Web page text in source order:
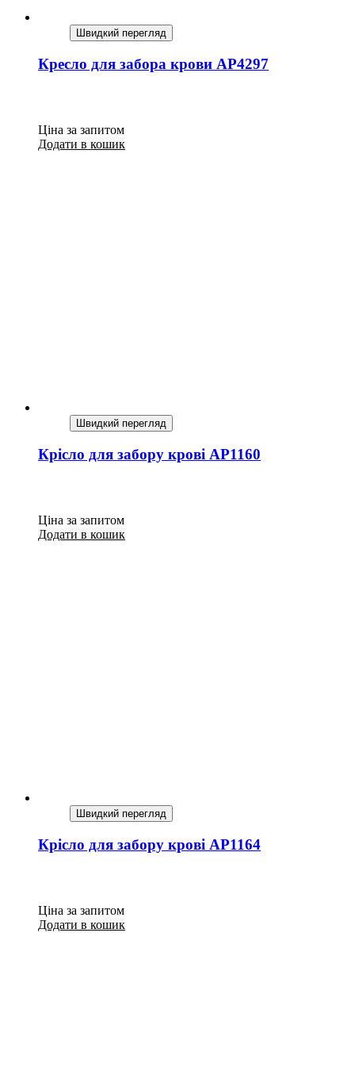
Швидкий перегляд
Кресло для забора крови AP4297
Ціна за запитом
Додати в кошик
Швидкий перегляд
Крісло для забору крові AP1160
Ціна за запитом
Додати в кошик
Швидкий перегляд
Крісло для забору крові AP1164
Ціна за запитом
Додати в кошик